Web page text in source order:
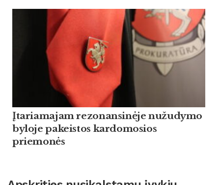
Įtariamajam rezonansinėje nužudymo
byloje pakeistos kardomosios
priemonės